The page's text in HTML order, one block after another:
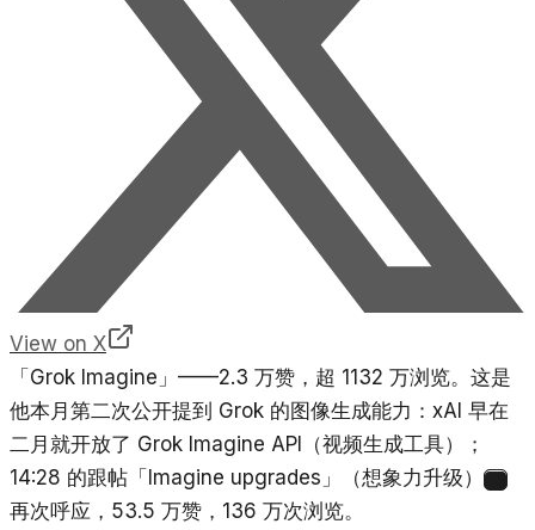
View on X
「Grok Imagine」——2.3 万赞，超 1132 万浏览。这是
他本月第二次公开提到 Grok 的图像生成能力：xAI 早在
二月就开放了 Grok Imagine API（视频生成工具）；
14:28 的跟帖「Imagine upgrades」（想象力升级）
再次呼应，53.5 万赞，136 万次浏览。